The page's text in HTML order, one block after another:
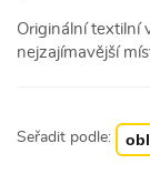
Originální textilní
nejzajímavější
Seřadit podle: